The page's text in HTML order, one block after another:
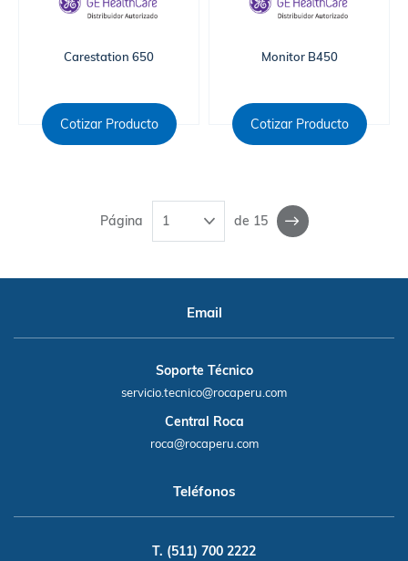
Carestation 650
Cotizar Producto
Monitor B450
Cotizar Producto
Página de 15
Email
Soporte Técnico
servicio.tecnico@rocaperu.com
Central Roca
roca@rocaperu.com
Teléfonos
T. (511) 700 2222